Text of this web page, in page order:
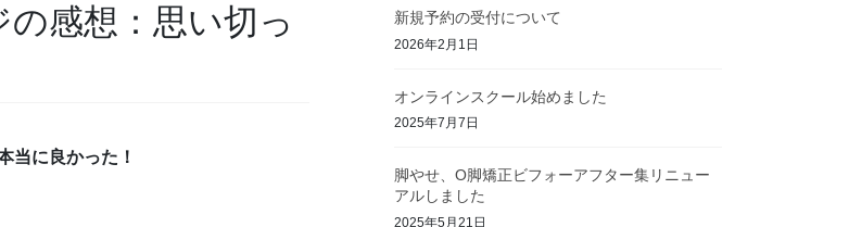
感想：思い切っ
当に良かった！
新規予約の受付について
2026年2月1日
オンラインスクール始めました
2025年7月7日
脚やせ、O脚矯正ビフォーアフター集リニュー
アルしました
2025年5月21日